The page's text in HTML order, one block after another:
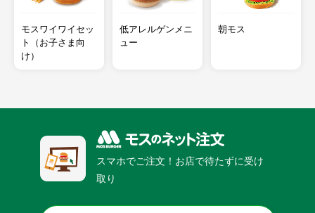
モスワイワイセッ
ト（お子さま向
け）
低アレルゲンメニ
ュー
朝モス
スマホでご注文！お店で待たずに受け
取り